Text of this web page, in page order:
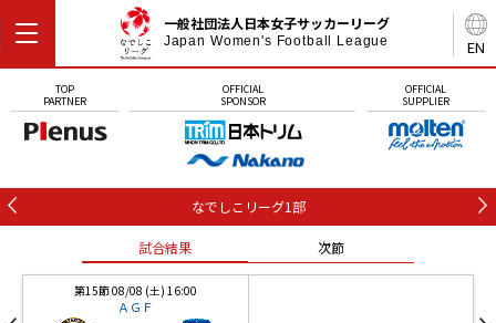
EN
一般社団法人日本女子サッカーリーグ
Japan Women's Football League
TOP
PARTNER
OFFICIAL
SPONSOR
OFFICIAL
SUPPLIER
なでしこリーグ1部
試合結果 次節
第15節 08/08 (土) 16:00
ＡＧＦ